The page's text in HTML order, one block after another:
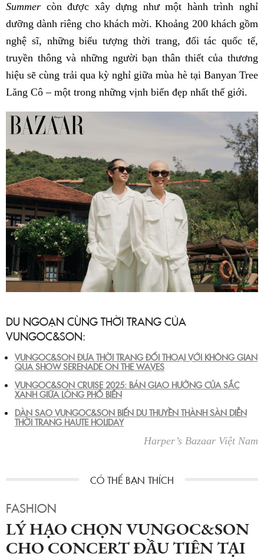
Summer còn được xây dựng như một hành trình nghỉ
dưỡng dành riêng cho khách mời. Khoảng 200 khách gồm
nghệ sĩ, những biểu tượng thời trang, đối tác quốc tế,
truyền thông và những người bạn thân thiết của thương
hiệu sẽ cùng trải qua kỳ nghỉ giữa mùa hè tại Banyan Tree
Lăng Cô – một trong những vịnh biển đẹp nhất thế giới.
DU NGOẠN CÙNG THỜI TRANG CỦA
VUNGOC&SON:
VUNGOC&SON ĐƯA THỜI TRANG ĐỐI THOẠI VỚI KHÔNG GIAN
QUA SHOW SERENADE ON THE WAVES
VUNGOC&SON CRUISE 2025: BẢN GIAO HƯỞNG CỦA SẮC
XANH GIỮA LÒNG PHỐ BIỂN
DÀN SAO VUNGOC&SON BIẾN DU THUYỀN THÀNH SÀN DIỄN
THỜI TRANG HAUTE HOLIDAY
Harper’s Bazaar Việt Nam
FASHION
LÝ HẠO CHỌN VUNGOC&SON
CHO CONCERT ĐẦU TIÊN TẠI